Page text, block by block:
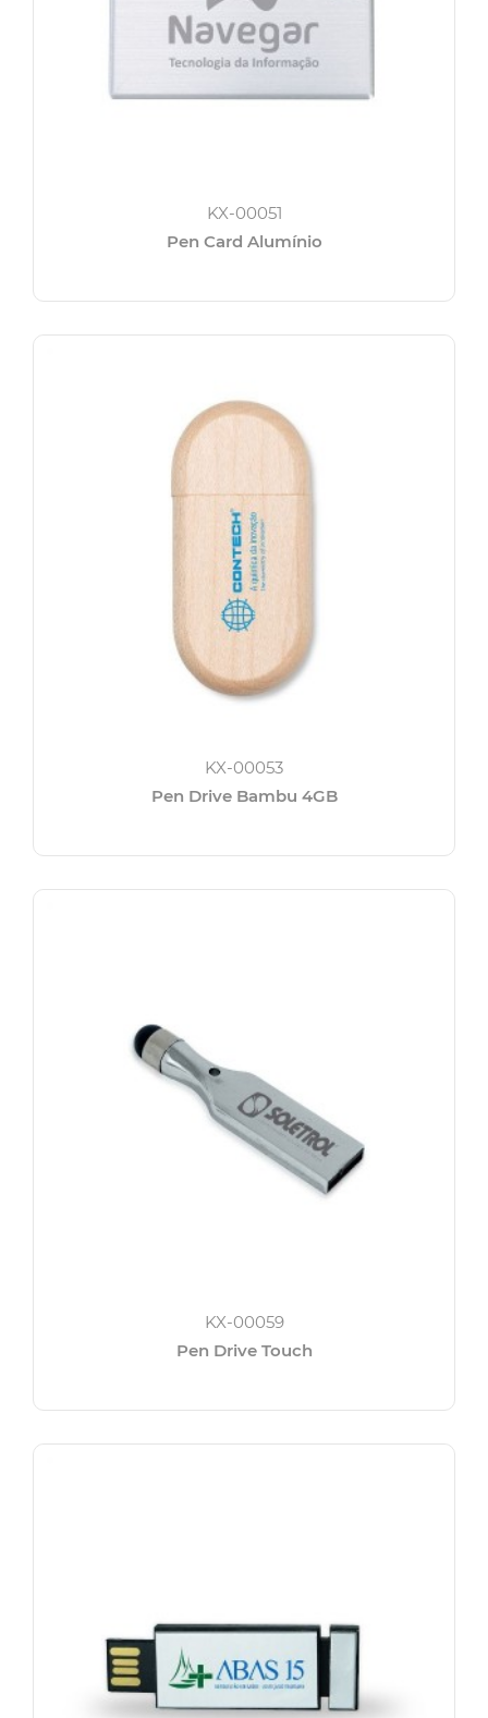
KX-00051
Pen Card Alumínio
KX-00053
Pen Drive Bambu 4GB
KX-00059
Pen Drive Touch